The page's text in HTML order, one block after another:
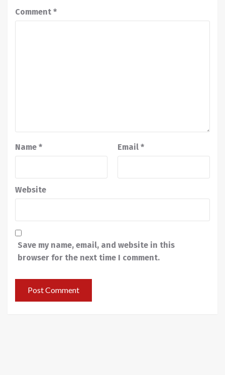
Comment *
Name * Email *
Website
Save my name, email, and website in this
browser for the next time I comment.